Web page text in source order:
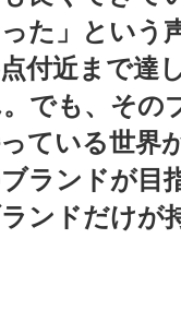
た」という
付近まで達
でも、その
ている世界
ランドが目
ンドだけが